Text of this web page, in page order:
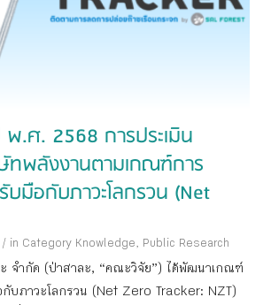
พ.ศ. 2568 การประเมิน
ทพลังงานตามเกณฑ์การ
มือกับภาวะโลกรวน (Net
/ in Category Knowledge, Public Research
จํากัด (ป่าสาละ, “คณะวิจัย”) ได้พัฒนาเกณฑ์
บภาวะโลกรวน (Net Zero Tracker: NZT)